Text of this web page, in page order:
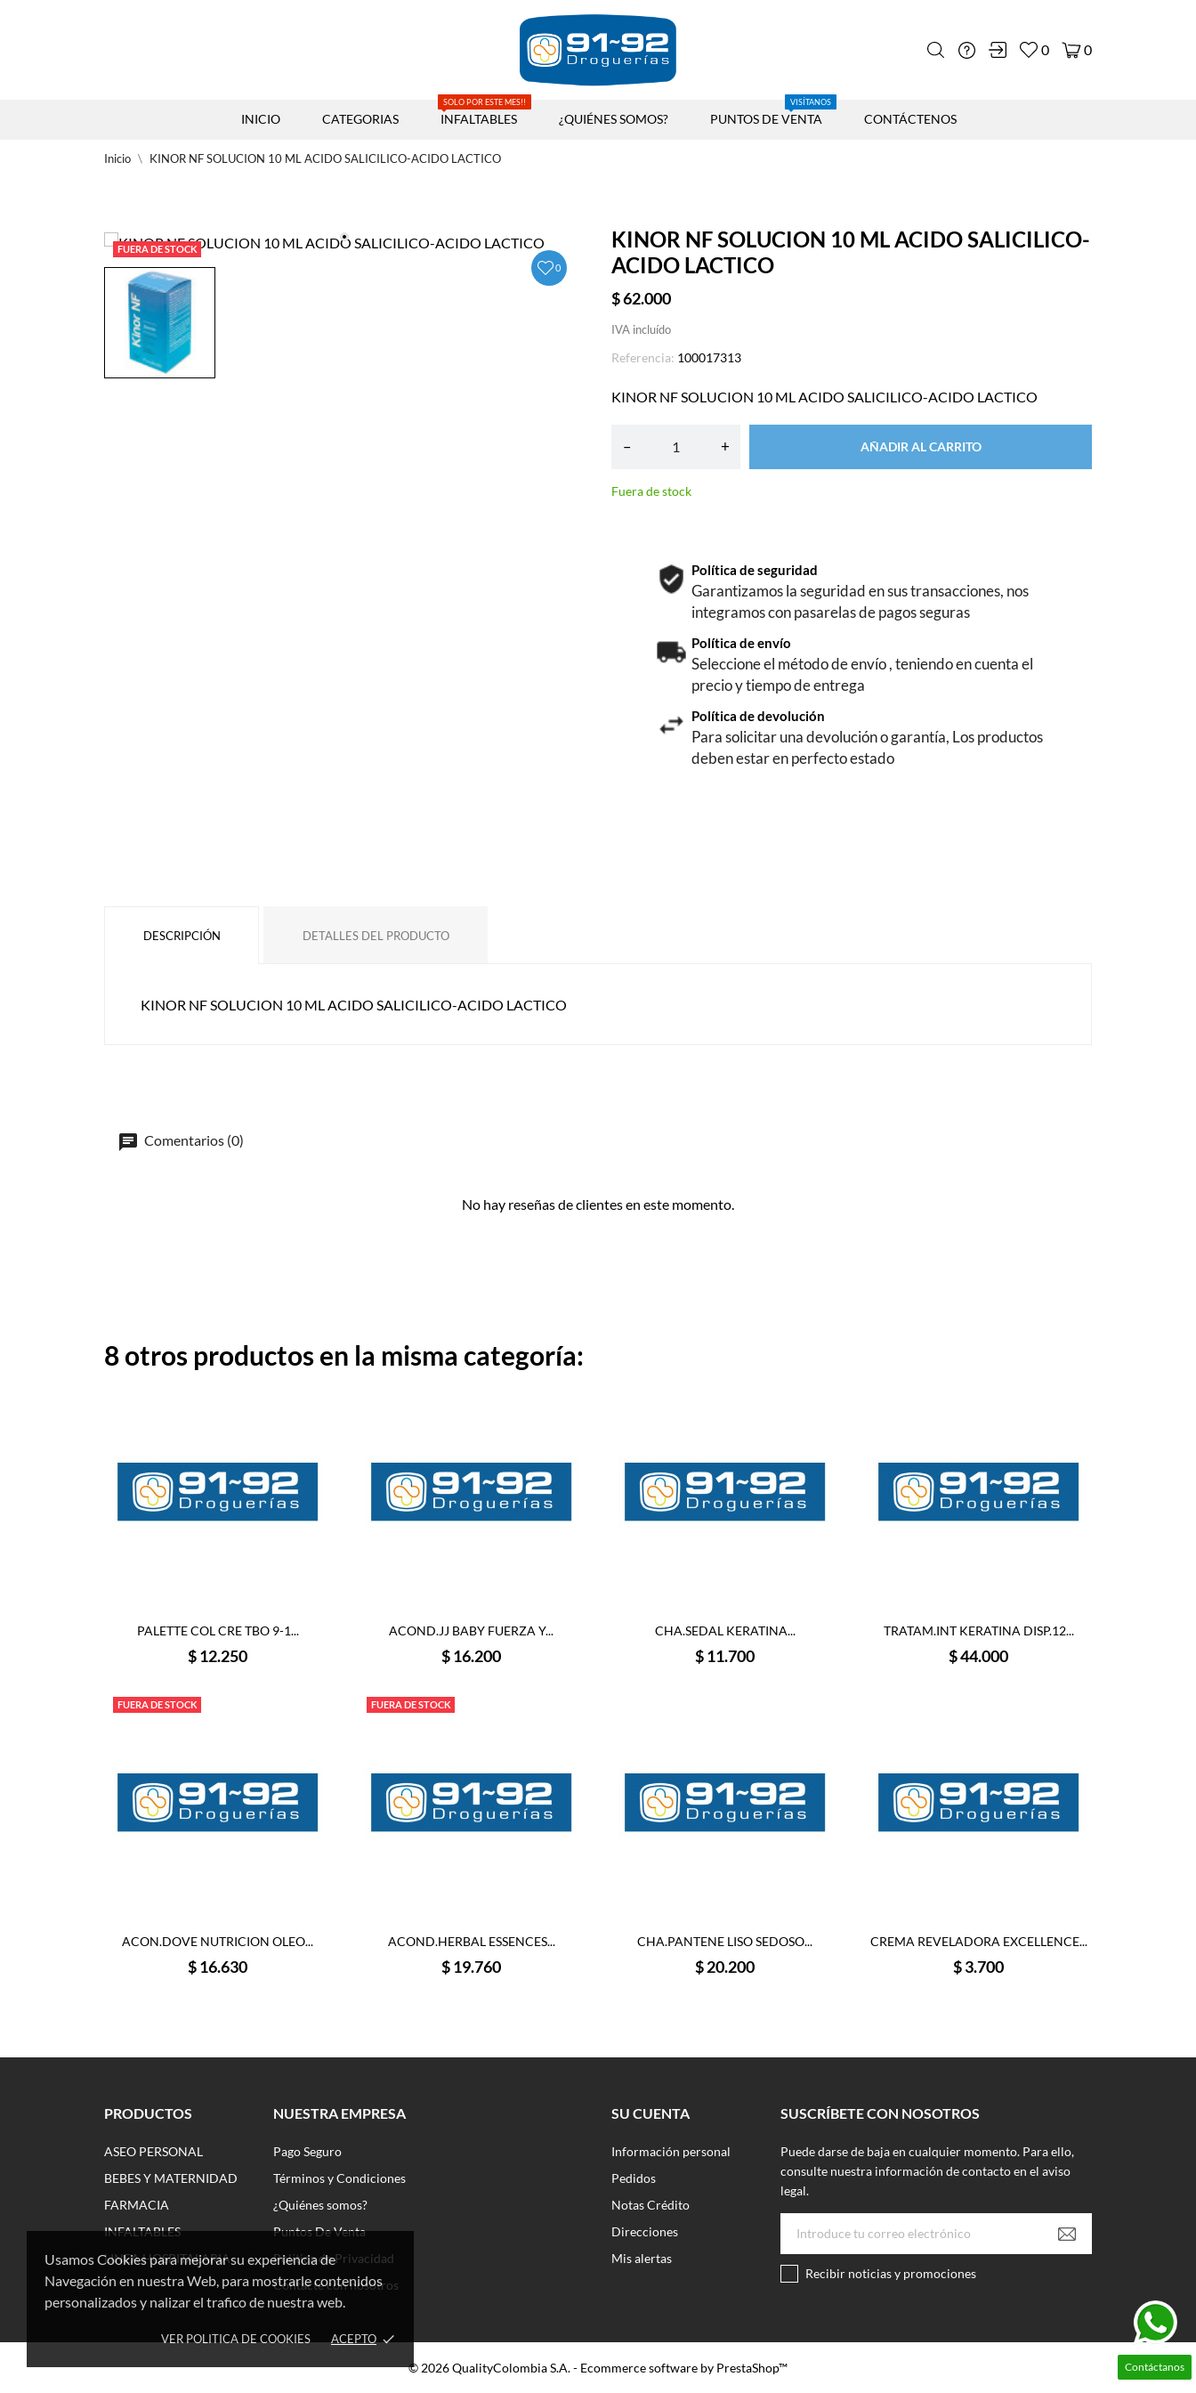
Usamos Cookies para mejorar su experiencia de
Navegación en nuestra Web, para mostrarle contenidos
personalizados y nalizar el trafico de nuestra web.
VER POLITICA DE COOKIES ACEPTO done
0 0
INICIO CATEGORIAS INFALTABLES
SOLO POR ESTE MES!!
¿QUIÉNES SOMOS? PUNTOS DE VENTA
VISÍTANOS
CONTÁCTENOS
Inicio KINOR NF SOLUCION 10 ML ACIDO SALICILICO-ACIDO LACTICO
0
FUERA DE STOCK
KINOR NF SOLUCION 10 ML ACIDO SALICILICO-
ACIDO LACTICO
$ 62.000
IVA incluído
Referencia: 100017313
KINOR NF SOLUCION 10 ML ACIDO SALICILICO-ACIDO LACTICO
– + AÑADIR AL CARRITO
Fuera de stock
Política de seguridad
Garantizamos la seguridad en sus transacciones, nos
integramos con pasarelas de pagos seguras
Política de envío
Seleccione el método de envío , teniendo en cuenta el
precio y tiempo de entrega
Política de devolución
Para solicitar una devolución o garantía, Los productos
deben estar en perfecto estado
DESCRIPCIÓN DETALLES DEL PRODUCTO
KINOR NF SOLUCION 10 ML ACIDO SALICILICO-ACIDO LACTICO
Comentarios (0)
No hay reseñas de clientes en este momento.
8 otros productos en la misma categoría:
PALETTE COL CRE TBO 9-1...
Precio
$ 12.250
ACOND.JJ BABY FUERZA Y...
Precio
$ 16.200
CHA.SEDAL KERATINA...
Precio
$ 11.700
TRATAM.INT KERATINA DISP.12...
Precio
$ 44.000
ACON.DOVE NUTRICION OLEO...
Precio
$ 16.630
FUERA DE STOCK
ACOND.HERBAL ESSENCES...
Precio
$ 19.760
FUERA DE STOCK
CHA.PANTENE LISO SEDOSO...
Precio
$ 20.200
CREMA REVELADORA EXCELLENCE...
Precio
$ 3.700
PRODUCTOS
ASEO PERSONAL
BEBES Y MATERNIDAD
FARMACIA
INFALTABLES
LINEA HOSPITALARIA
NUESTRA EMPRESA
Pago Seguro
Términos y Condiciones
¿Quiénes somos?
Puntos De Venta
Política de Privacidad
Contacte con nosotros
SU CUENTA
Información personal
Pedidos
Notas Crédito
Direcciones
Mis alertas
Contáctanos
SUSCRÍBETE CON NOSOTROS
Puede darse de baja en cualquier momento. Para ello,
consulte nuestra información de contacto en el aviso
legal.
Recibir noticias y promociones
© 2026 QualityColombia S.A. - Ecommerce software by PrestaShop™